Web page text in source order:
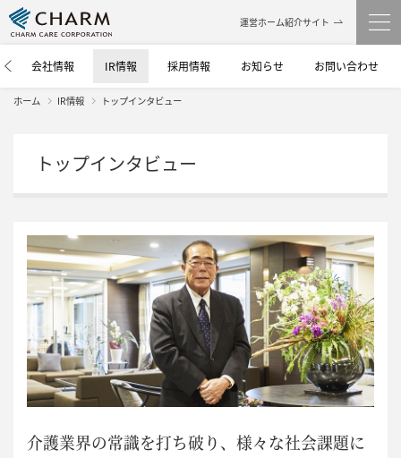
運営ホーム紹介サイト
会社情報 IR情報 採用情報 お知らせ お問い合わせ
ホーム IR情報 トップインタビュー
トップインタビュー
介護業界の常識を打ち破り、 様々な社会課題に